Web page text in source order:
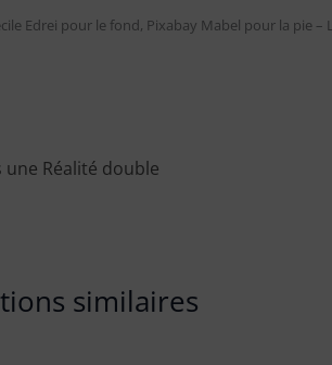
Edrei pour le fond, Pixabay Mabel pour la pie –
Réalité double
similaires